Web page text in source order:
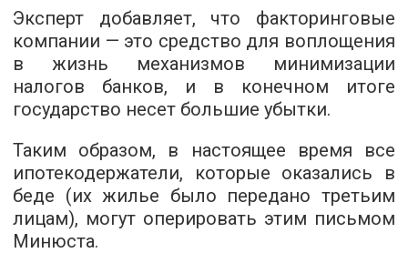
Эксперт добавляет, что факторинговые
компании — это средство для воплощения
в жизнь механизмов минимизации
налогов банков, и в конечном итоге
государство несет большие убытки.
Таким образом, в настоящее время все
ипотекодержатели, которые оказались в
беде (их жилье было передано третьим
лицам), могут оперировать этим письмом
Минюста.